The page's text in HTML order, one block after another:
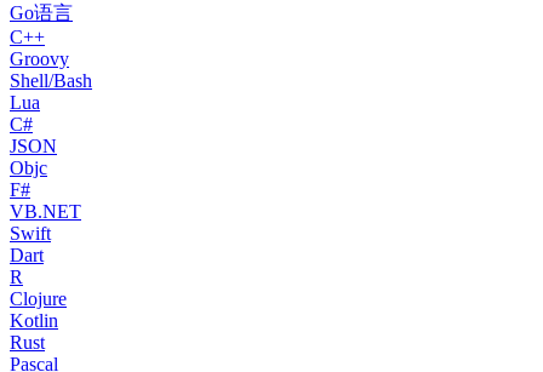
Go语言
C++
Groovy
Shell/Bash
Lua
C#
JSON
Objc
F#
VB.NET
Swift
Dart
R
Clojure
Kotlin
Rust
Pascal